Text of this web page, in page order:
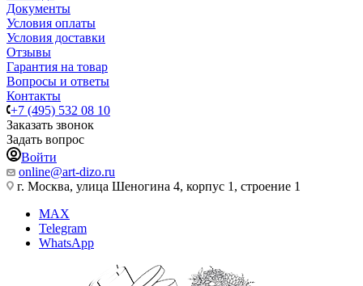
Документы
Условия оплаты
Условия доставки
Отзывы
Гарантия на товар
Вопросы и ответы
Контакты
+7 (495) 532 08 10
Заказать звонок
Задать вопрос
Войти
online@art-dizo.ru
г. Москва, улица Шеногина 4, корпус 1, строение 1
MAX
Telegram
WhatsApp